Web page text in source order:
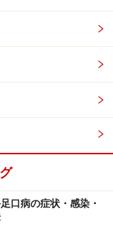
り、おもちゃ
、「
カンジダ膣
が解説」をあわせ
療法……乳児も
いです。免疫力が
りますが、口内
口病の症状・感染・